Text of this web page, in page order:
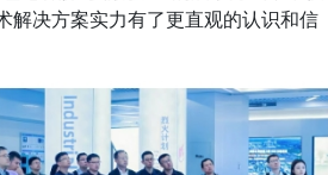
解决方案实力有了更直观的认识和信